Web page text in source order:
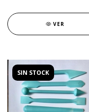
VER
SIN STOCK